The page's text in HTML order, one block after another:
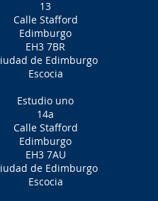
13
Calle Stafford
Edimburgo
EH3 7BR
de Edimburgo
Escocia
Estudio uno
14a
Calle Stafford
Edimburgo
EH3 7AU
de Edimburgo
Escocia